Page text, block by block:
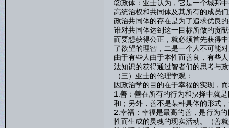
②政体：亚士认为，它是一个城邦
高统治权和共同体及其所有的成员
政治共同体的存在是为了追求优良
谁对共同体达到这一目标所做的贡
而要想获得公正，就必须首先获得
了欲望的理智，二是一个人不可能
由于有些人由于本性而善良，有些
法知识的获得通过智者们的思考与
（三）亚士的伦理学观：
因政治学的目的在于幸福的实现，
1.善：善在所有的行为和抉择中就
和；另外，善不是某种具体的形式
2.幸福：幸福是最高的善，是行为
性而生成的灵魂的现实活动。（善